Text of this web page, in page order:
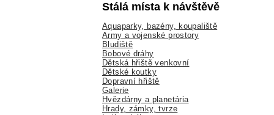
Stálá místa k návštěvě
Aquaparky, bazény, koupaliště
Army a vojenské prostory
Bludiště
Bobové dráhy
Dětská hřiště venkovní
Dětské koutky
Dopravní hřiště
Galerie
Hvězdárny a planetária
Hrady, zámky, tvrze